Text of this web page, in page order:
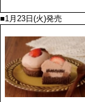
■1月23日(火)発売